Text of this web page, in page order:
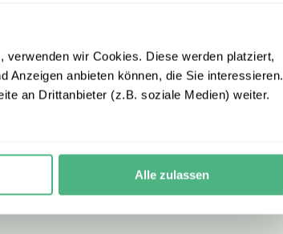
wir Cookies. Diese werden platziert,
Anzeigen anbieten können, die Sie interessieren.
an Drittanbieter (z.B. soziale Medien) weiter.
Alle zulassen